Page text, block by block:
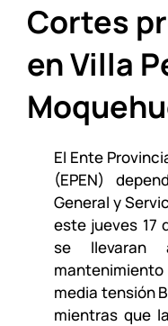
Cortes
en Villa
El Ente
(EPEN)
General y
este jueves 17
se llevaran
media tensión
mientras que